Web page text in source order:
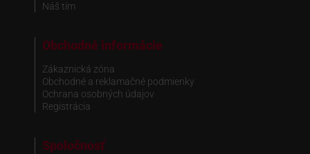
Náš tím
Obchodné informácie
Zákaznická zóna
Obchodné a reklamačné podmienky
Ochrana osobných údajov
Registrácia
Spoločnosť